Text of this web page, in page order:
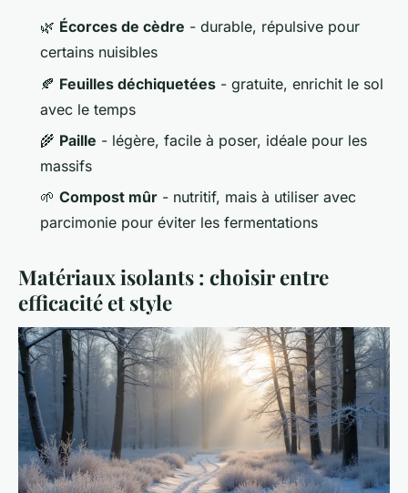
🌿 Écorces de cèdre - durable, répulsive pour
certains nuisibles
🍂 Feuilles déchiquetées - gratuite, enrichit le sol
avec le temps
🌾 Paille - légère, facile à poser, idéale pour les
massifs
🌱 Compost mûr - nutritif, mais à utiliser avec
parcimonie pour éviter les fermentations
Matériaux isolants : choisir entre
efficacité et style